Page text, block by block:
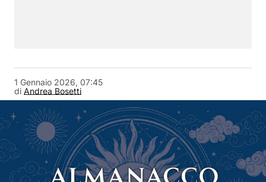
di Andrea Bosetti
1 Gennaio 2026, 07:45